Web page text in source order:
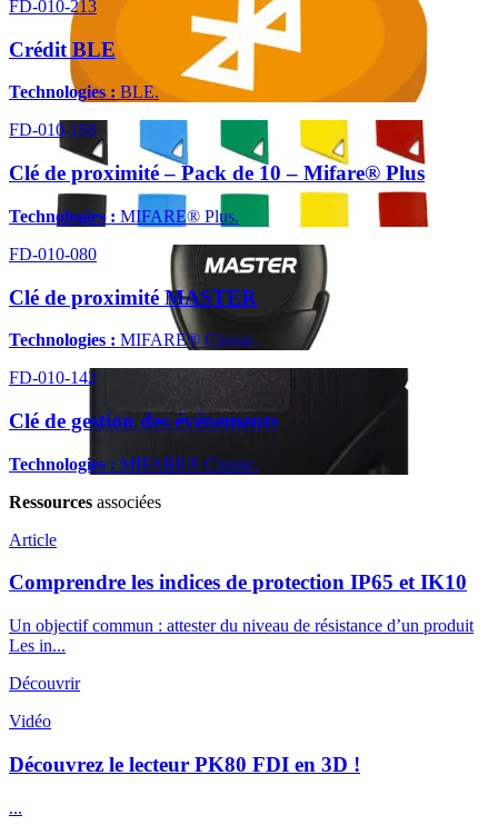
FD-010-213
Crédit BLE
Technologies : BLE.
FD-010-158
Clé de proximité – Pack de 10 – Mifare® Plus
Technologies : MIFARE® Plus.
FD-010-080
Clé de proximité MASTER
Technologies : MIFARE® Classic.
FD-010-142
Clé de gestion des événements
Technologies : MIFARE® Classic.
Ressources associées
Article
Comprendre les indices de protection IP65 et IK10
Un objectif commun : attester du niveau de résistance d’un produit
Les in...
Découvrir
Vidéo
Découvrez le lecteur PK80 FDI en 3D !
...